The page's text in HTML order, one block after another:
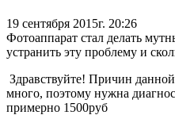
19 сентября 2015г. 20:26
Фотоаппарат стал делать
устранить эту проблему и
Здравствуйте! Причин
много, поэтому нужна
примерно 1500руб